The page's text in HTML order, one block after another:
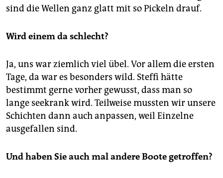
sind die Wellen ganz glatt mit so Pickeln drauf.
Wird einem da schlecht?
Ja, uns war ziemlich viel übel. Vor allem die ersten
Tage, da war es besonders wild. Steffi hätte
bestimmt gerne vorher gewusst, dass man so
lange seekrank wird. Teilweise mussten wir unsere
Schichten dann auch anpassen, weil Einzelne
ausgefallen sind.
Und haben Sie auch mal andere Boote getroffen?